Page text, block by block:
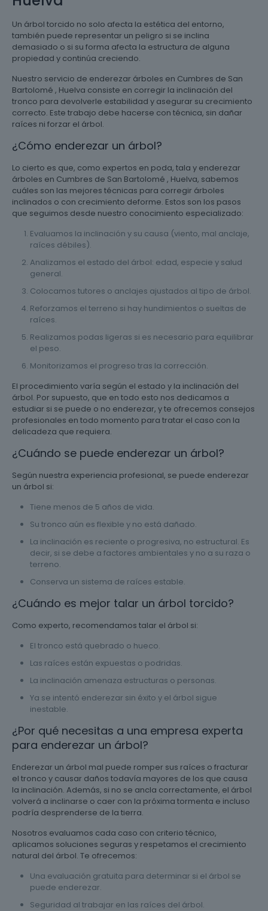
Un árbol torcido no solo afecta la estética del entorno,
también puede representar un peligro si se inclina
demasiado o si su forma afecta la estructura de alguna
propiedad y continúa creciendo.
Nuestro servicio de enderezar árboles en Cumbres de San
Bartolomé , Huelva consiste en corregir la inclinación del
tronco para devolverle estabilidad y asegurar su crecimiento
correcto. Este trabajo debe hacerse con técnica, sin dañar
raíces ni forzar el árbol.
¿Cómo enderezar un árbol?
Lo cierto es que, como expertos en poda, tala y enderezar
árboles en Cumbres de San Bartolomé , Huelva, sabemos
cuáles son las mejores técnicas para corregir árboles
inclinados o con crecimiento deforme. Estos son los pasos
que seguimos desde nuestro conocimiento especializado:
Evaluamos la inclinación y su causa (viento, mal anclaje,
raíces débiles).
Analizamos el estado del árbol: edad, especie y salud
general.
Colocamos tutores o anclajes ajustados al tipo de árbol.
Reforzamos el terreno si hay hundimientos o sueltas de
raíces.
Realizamos podas ligeras si es necesario para equilibrar
el peso.
Monitorizamos el progreso tras la corrección.
El procedimiento varía según el estado y la inclinación del
árbol. Por supuesto, que en todo esto nos dedicamos a
estudiar si se puede o no enderezar, y te ofrecemos consejos
profesionales en todo momento para tratar el caso con la
delicadeza que requiera.
¿Cuándo se puede enderezar un árbol?
Según nuestra experiencia profesional, se puede enderezar
un árbol si:
Tiene menos de 5 años de vida.
Su tronco aún es flexible y no está dañado.
La inclinación es reciente o progresiva, no estructural. Es
decir, si se debe a factores ambientales y no a su raza o
terreno.
Conserva un sistema de raíces estable.
¿Cuándo es mejor talar un árbol torcido?
Como experto, recomendamos talar el árbol si:
El tronco está quebrado o hueco.
Las raíces están expuestas o podridas.
La inclinación amenaza estructuras o personas.
Ya se intentó enderezar sin éxito y el árbol sigue
inestable.
¿Por qué necesitas a una empresa experta
para enderezar un árbol?
Enderezar un árbol mal puede romper sus raíces o fracturar
el tronco y causar daños todavía mayores de los que causa
la inclinación. Además, si no se ancla correctamente, el árbol
volverá a inclinarse o caer con la próxima tormenta e incluso
podría desprenderse de la tierra.
Nosotros evaluamos cada caso con criterio técnico,
aplicamos soluciones seguras y respetamos el crecimiento
natural del árbol. Te ofrecemos:
Una evaluación gratuita para determinar si el árbol se
puede enderezar.
Seguridad al trabajar en las raíces del árbol.